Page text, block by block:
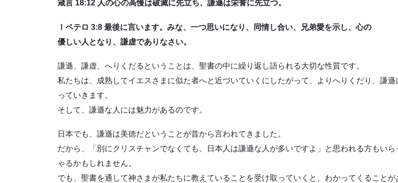
箴言 18:12 人の心の高慢は破滅に先立ち、謙遜は栄誉に先立つ。
Ⅰペテロ 3:8 最後に言います。みな、一つ思いになり、同情し合い、兄弟愛を示し、心の
優しい人となり、謙虚でありなさい。
謙遜、謙虚、へりくだるということは、聖書の中に繰り返し語られる大切な性質です。
私たちは、成熟してイエスさまに似た者へと近づいていくにしたがって、よりへりくだり、謙遜
っていきます。
そして、謙遜な人には魅力があるのです。
日本でも、謙遜は美徳だということが昔から言われてきました。
だから、「別にクリスチャンでなくても、日本人は謙遜な人が多いですよ」と思われる方もいら
ゃるかもしれません。
でも、聖書を通して神さまが私たちに教えていることを受け取っていくと、わかってくることが